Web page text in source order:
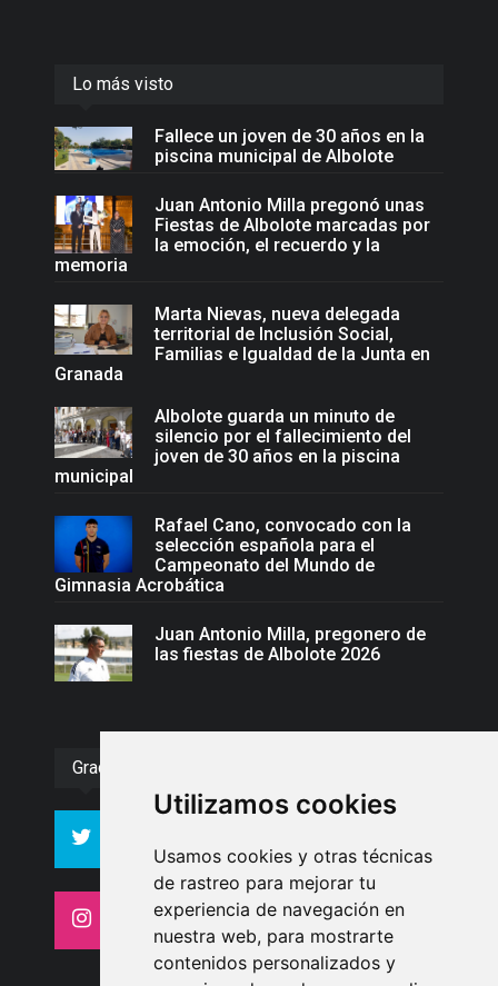
Utilizamos cookies
Usamos cookies y otras técnicas
de rastreo para mejorar tu
experiencia de navegación en
nuestra web, para mostrarte
contenidos personalizados y
Lo más visto
Fallece un joven de 30 años en la
piscina municipal de Albolote
Juan Antonio Milla pregonó unas
Fiestas de Albolote marcadas por
la emoción, el recuerdo y la
memoria
Marta Nievas, nueva delegada
territorial de Inclusión Social,
Familias e Igualdad de la Junta en
Granada
Albolote guarda un minuto de
silencio por el fallecimiento del
joven de 30 años en la piscina
municipal
Rafael Cano, convocado con la
selección española para el
Campeonato del Mundo de
Gimnasia Acrobática
Juan Antonio Milla, pregonero de
las fiestas de Albolote 2026
Gracias :)
Seguidores
Seguidores
4413
Seguidores
26
Seguidores